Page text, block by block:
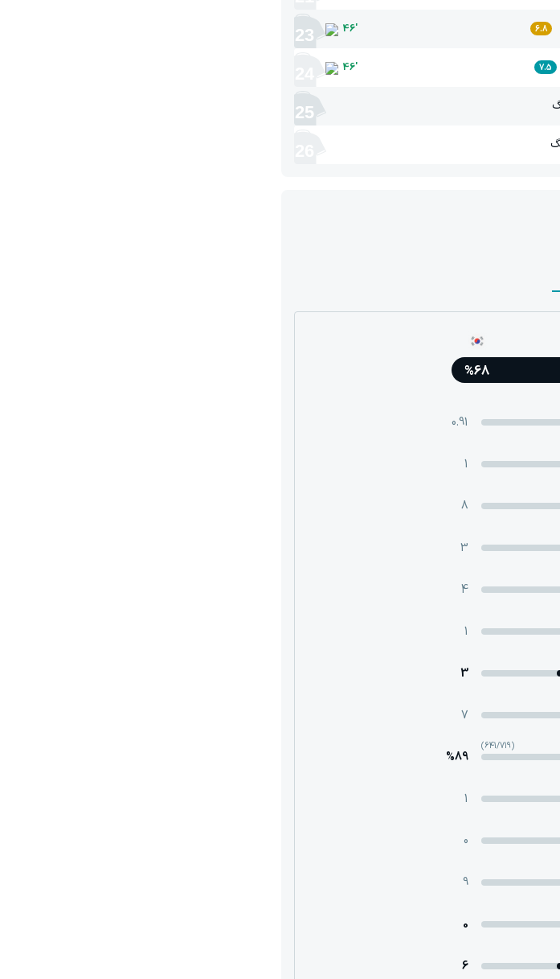
6.8
46'
23
7.5
46'
25
%68
0.91
1
8
3
4
1
3
7
(641/719)
%89
1
0
9
0
6